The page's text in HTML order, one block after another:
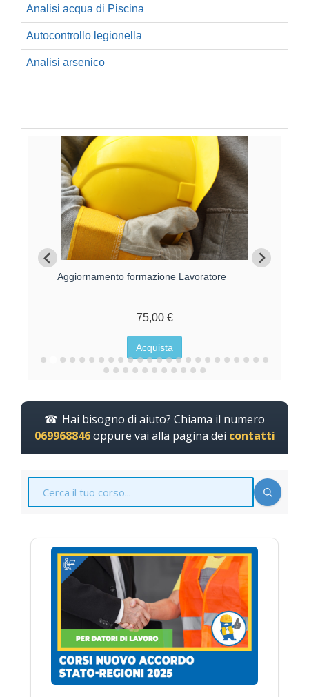
Analisi acqua di Piscina
Autocontrollo legionella
Analisi arsenico
Aggiornamento formazione Lavoratore
75,00 €
Acquista
Hai bisogno di aiuto? Chiama il numero
069968846oppure vai alla pagina dei contatti